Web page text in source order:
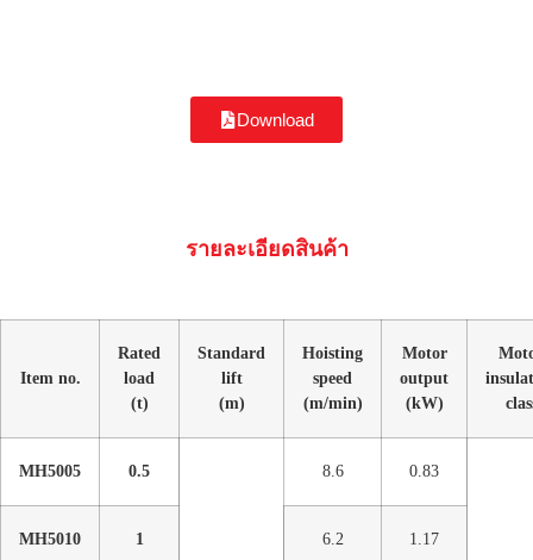
Download
รายละเอียดสินค้า
Item no.
Rated
load
(t)
Standard
lift
(m)
Hoisting
speed
(m/min)
Motor
output
(kW)
MH5005 0.5 8.6 0.83
MH5010 1 6.2 1.17